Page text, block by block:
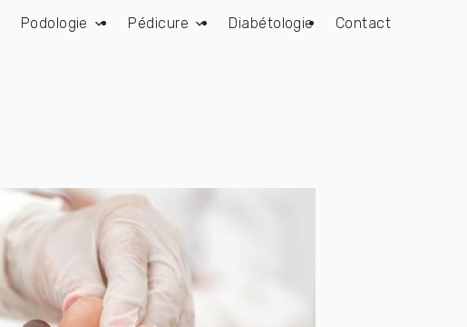
Podologie Pédicure Diabétologie Contact